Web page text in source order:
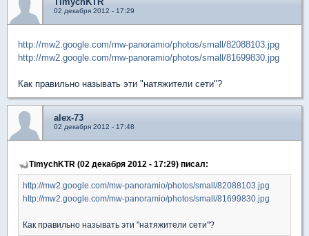
02 декабря 2012 - 17:29
http://mw2.google.com/mw-panoramio/photos/small/82088103.jpg
http://mw2.google.com/mw-panoramio/photos/small/81699830.jpg
Как правильно называть эти "натяжители сети"?
alex-73
02 декабря 2012 - 17:48
TimychKTR (02 декабря 2012 - 17:29) писал:
http://mw2.google.com/mw-panoramio/photos/small/82088103.jpg
http://mw2.google.com/mw-panoramio/photos/small/81699830.jpg
Как правильно называть эти "натяжители сети"?